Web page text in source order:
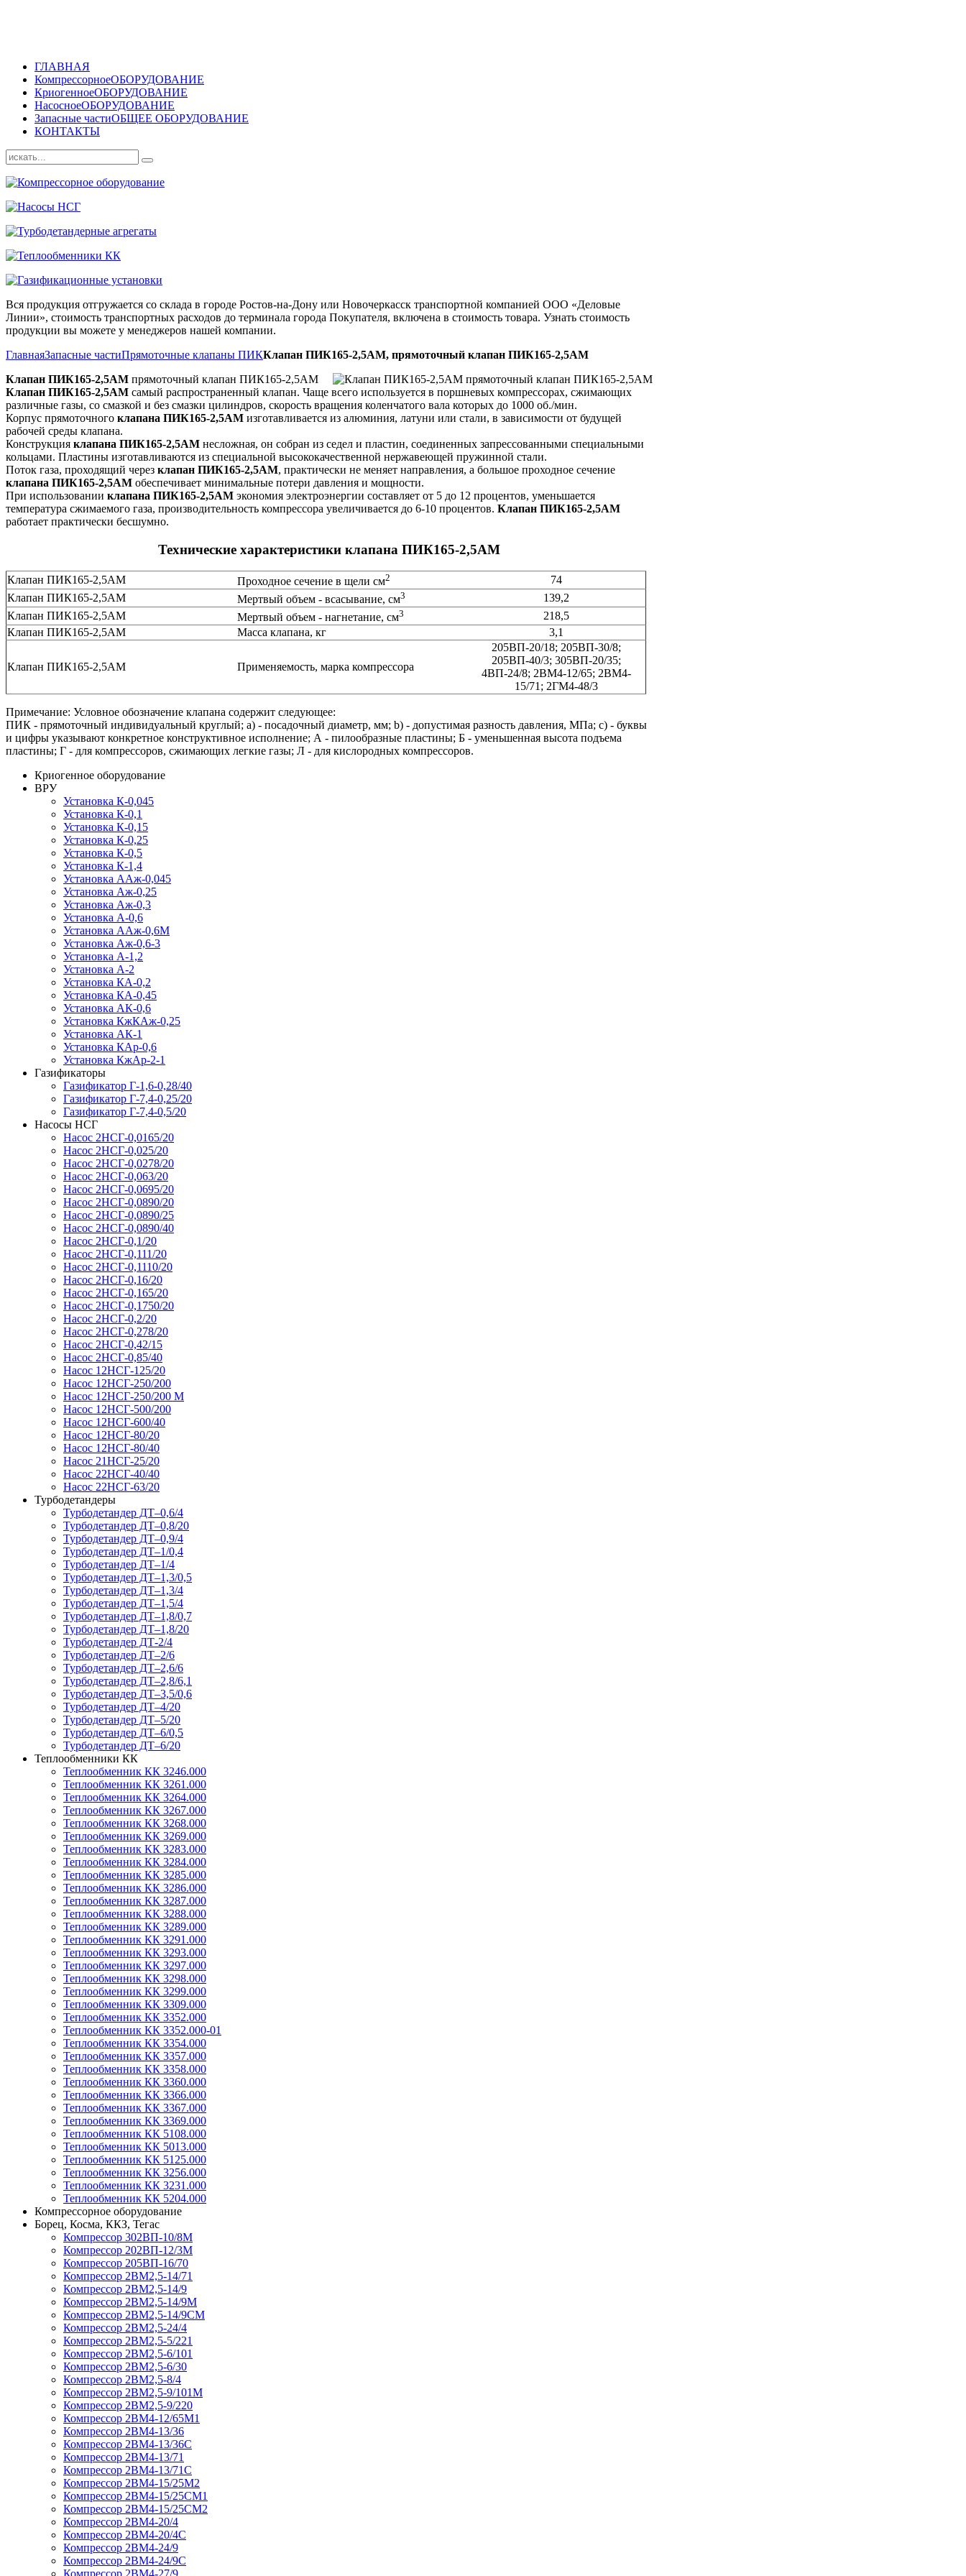
ГЛАВНАЯ
КомпрессорноеОБОРУДОВАНИЕ
КриогенноеОБОРУДОВАНИЕ
НасосноеОБОРУДОВАНИЕ
Запасные частиОБЩЕЕ ОБОРУДОВАНИЕ
КОНТАКТЫ
Вся продукция отгружается со склада в городе Ростов-на-Дону или Новочеркасск транспортной компанией ООО «Деловые
Линии», стоимость транспортных расходов до терминала города Покупателя, включена в стоимость товара. Узнать стоимость
продукции вы можете у менеджеров нашей компании.
ГлавнаяЗапасные частиПрямоточные клапаны ПИККлапан ПИК165-2,5АМ, прямоточный клапан ПИК165-2,5АМ
Клапан ПИК165-2,5АМ прямоточный клапан ПИК165-2,5АМ
Клапан ПИК165-2,5АМ самый распространенный клапан. Чаще всего используется в поршневых компрессорах, сжимающих
различные газы, со смазкой и без смазки цилиндров, скорость вращения коленчатого вала которых до 1000 об./мин.
Корпус прямоточного клапана ПИК165-2,5АМ изготавливается из алюминия, латуни или стали, в зависимости от будущей
рабочей среды клапана.
Конструкция клапана ПИК165-2,5АМ несложная, он собран из седел и пластин, соединенных запрессованными специальными
кольцами. Пластины изготавливаются из специальной высококачественной нержавеющей пружинной стали.
Поток газа, проходящий через клапан ПИК165-2,5АМ, практически не меняет направления, а большое проходное сечение
клапана ПИК165-2,5АМ обеспечивает минимальные потери давления и мощности.
При использовании клапана ПИК165-2,5АМ экономия электроэнергии составляет от 5 до 12 процентов, уменьшается
температура сжимаемого газа, производительность компрессора увеличивается до 6-10 процентов. Клапан ПИК165-2,5АМ
работает практически бесшумно.
Технические характеристики клапана ПИК165-2,5АМ
Клапан ПИК165-2,5АМ Проходное сечение в щели см2
74
Клапан ПИК165-2,5АМ
Мертвый объем - всасывание, см3
139,2
Клапан ПИК165-2,5АМ
Мертвый объем - нагнетание, см3
218,5
Клапан ПИК165-2,5АМ
Масса клапана, кг 3,1
Клапан ПИК165-2,5АМ Применяемость, марка компрессора
205ВП-20/18; 205ВП-30/8;
205ВП-40/3; 305ВП-20/35;
4ВП-24/8; 2ВМ4-12/65; 2ВМ4-
15/71; 2ГМ4-48/3
Примечание: Условное обозначение клапана содержит следующее:
ПИК - прямоточный индивидуальный круглый; a) - посадочный диаметр, мм; b) - допустимая разность давления, МПа; c) - буквы
и цифры указывают конкретное конструктивное исполнение; А - пилообразные пластины; Б - уменьшенная высота подъема
пластины; Г - для компрессоров, сжимающих легкие газы; Л - для кислородных компрессоров.
Криогенное оборудование
ВРУ
Установка К-0,045
Установка К-0,1
Установка К-0,15
Установка К-0,25
Установка К-0,5
Установка К-1,4
Установка ААж-0,045
Установка Аж-0,25
Установка Аж-0,3
Установка А-0,6
Установка ААж-0,6М
Установка Аж-0,6-3
Установка А-1,2
Установка А-2
Установка КА-0,2
Установка КА-0,45
Установка АК-0,6
Установка КжКАж-0,25
Установка АК-1
Установка КАр-0,6
Установка КжАр-2-1
Газификаторы
Газификатор Г-1,6-0,28/40
Газификатор Г-7,4-0,25/20
Газификатор Г-7,4-0,5/20
Насосы НСГ
Насос 2НСГ-0,0165/20
Насос 2НСГ-0,025/20
Насос 2НСГ-0,0278/20
Насос 2НСГ-0,063/20
Насос 2НСГ-0,0695/20
Насос 2НСГ-0,0890/20
Насос 2НСГ-0,0890/25
Насос 2НСГ-0,0890/40
Насос 2НСГ-0,1/20
Насос 2НСГ-0,111/20
Насос 2НСГ-0,1110/20
Насос 2НСГ-0,16/20
Насос 2НСГ-0,165/20
Насос 2НСГ-0,1750/20
Насос 2НСГ-0,2/20
Насос 2НСГ-0,278/20
Насос 2НСГ-0,42/15
Насос 2НСГ-0,85/40
Насос 12НСГ-125/20
Насос 12НСГ-250/200
Насос 12НСГ-250/200 М
Насос 12НСГ-500/200
Насос 12НСГ-600/40
Насос 12НСГ-80/20
Насос 12НСГ-80/40
Насос 21НСГ-25/20
Насос 22НСГ-40/40
Насос 22НСГ-63/20
Турбодетандеры
Турбодетандер ДТ–0,6/4
Турбодетандер ДТ–0,8/20
Турбодетандер ДТ–0,9/4
Турбодетандер ДТ–1/0,4
Турбодетандер ДТ–1/4
Турбодетандер ДТ–1,3/0,5
Турбодетандер ДТ–1,3/4
Турбодетандер ДТ–1,5/4
Турбодетандер ДТ–1,8/0,7
Турбодетандер ДТ–1,8/20
Турбодетандер ДТ-2/4
Турбодетандер ДТ–2/6
Турбодетандер ДТ–2,6/6
Турбодетандер ДТ–2,8/6,1
Турбодетандер ДТ–3,5/0,6
Турбодетандер ДТ–4/20
Турбодетандер ДТ–5/20
Турбодетандер ДТ–6/0,5
Турбодетандер ДТ–6/20
Теплообменники КК
Теплообменник КК 3246.000
Теплообменник КК 3261.000
Теплообменник КК 3264.000
Теплообменник КК 3267.000
Теплообменник КК 3268.000
Теплообменник КК 3269.000
Теплообменник КК 3283.000
Теплообменник КК 3284.000
Теплообменник КК 3285.000
Теплообменник КК 3286.000
Теплообменник КК 3287.000
Теплообменник КК 3288.000
Теплообменник КК 3289.000
Теплообменник КК 3291.000
Теплообменник КК 3293.000
Теплообменник КК 3297.000
Теплообменник КК 3298.000
Теплообменник КК 3299.000
Теплообменник КК 3309.000
Теплообменник КК 3352.000
Теплообменник КК 3352.000-01
Теплообменник КК 3354.000
Теплообменник КК 3357.000
Теплообменник КК 3358.000
Теплообменник КК 3360.000
Теплообменник КК 3366.000
Теплообменник КК 3367.000
Теплообменник КК 3369.000
Теплообменник КК 5108.000
Теплообменник КК 5013.000
Теплообменник КК 5125.000
Теплообменник КК 3256.000
Теплообменник КК 3231.000
Теплообменник КК 5204.000
Компрессорное оборудование
Борец, Косма, ККЗ, Тегас
Компрессор 302ВП-10/8М
Компрессор 202ВП-12/3М
Компрессор 205ВП-16/70
Компрессор 2ВМ2,5-14/71
Компрессор 2ВМ2,5-14/9
Компрессор 2ВМ2,5-14/9М
Компрессор 2ВМ2,5-14/9СМ
Компрессор 2ВМ2,5-24/4
Компрессор 2ВМ2,5-5/221
Компрессор 2ВМ2,5-6/101
Компрессор 2ВМ2,5-6/30
Компрессор 2ВМ2,5-8/4
Компрессор 2ВМ2,5-9/101М
Компрессор 2ВМ2,5-9/220
Компрессор 2ВМ4-12/65М1
Компрессор 2ВМ4-13/36
Компрессор 2ВМ4-13/36С
Компрессор 2ВМ4-13/71
Компрессор 2ВМ4-13/71С
Компрессор 2ВМ4-15/25М2
Компрессор 2ВМ4-15/25СМ1
Компрессор 2ВМ4-15/25СМ2
Компрессор 2ВМ4-20/4
Компрессор 2ВМ4-20/4С
Компрессор 2ВМ4-24/9
Компрессор 2ВМ4-24/9С